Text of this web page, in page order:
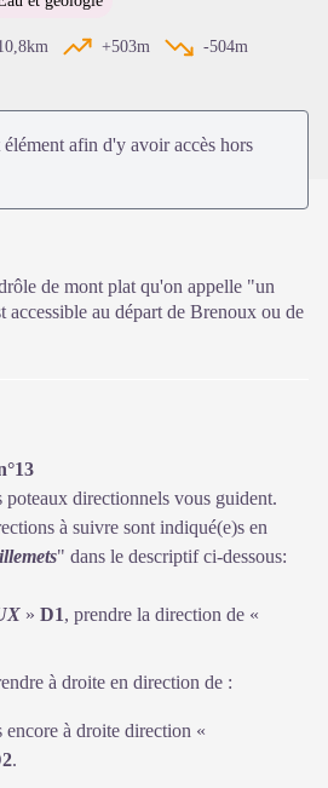
Voir l'image en plein écran
+503m
-504m
afin d'y avoir accès hors
de mont plat qu'on appelle "un
au départ de Brenoux ou de
directionnels vous guident.
à suivre sont indiqué(e)s en
" dans le descriptif ci-dessous:
» D1, prendre la direction de «
à droite en direction de :
encore à droite direction «
.